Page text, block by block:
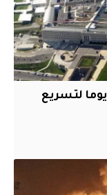
البنتاغون يمنح شركات السلاح 21 يوما لتسريع